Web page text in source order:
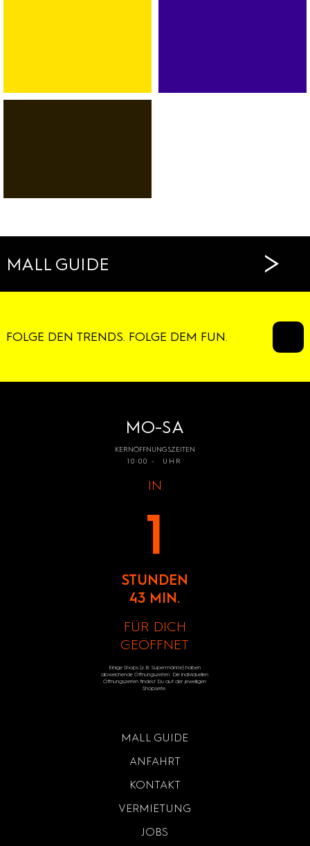
BANK
MALL GUIDE >
FOLGE DEN TRENDS. FOLGE DEM FUN.
MO-SA
KERNÖFFNUNGSZEITEN
10:00 - UHR
IN
1
STUNDEN
43 MIN.
FÜR DICH
GEÖFFNET
Einige Shops (z.B. Supermärkte) haben
abweichende Öffnungszeiten. Die individuellen
Öffnungszeiten findest Du auf der jeweiligen
Shopseite.
MALL GUIDE
ANFAHRT
KONTAKT
VERMIETUNG
JOBS